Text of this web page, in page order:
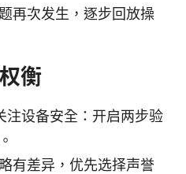
再次发生，逐步回放操
衡
注设备安全：开启两步验
有差异，优先选择声誉